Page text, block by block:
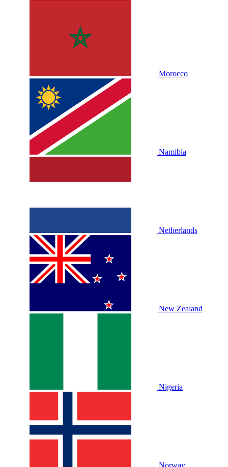
Morocco
Namibia
Netherlands
New Zealand
Nigeria
Norway